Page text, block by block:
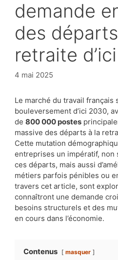
demande
des
retraite
4 mai 2025
Le marché du travail français
bouleversement d’ici 2030,
de 800 000 postes
massive des départs à la
Cette mutation
entreprises un impératif, non
ces départs, mais aussi
métiers parfois pénibles ou
travers cet article, sont
connaîtront une demande
besoins structurels et des
en cours dans l’économie.
Contenus masquer